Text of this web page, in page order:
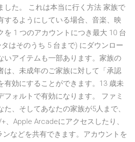
した。 これは本当に行く方法 家族で
するようにしている場合、音楽、映
を 1 つのアカウントにつき最大 10 台
はそのうち 5 台まで) にダウンロー
いアイテムも一部あります。家族の
は、未成年のご家族に対して「承認
有効にすることができます。13 歳未
フォルトで有効になります。 ファミ
た、そしてあなたの家族が5人まで、
、Apple Arcadeにアクセスしたり、
などを共有できます。アカウントを